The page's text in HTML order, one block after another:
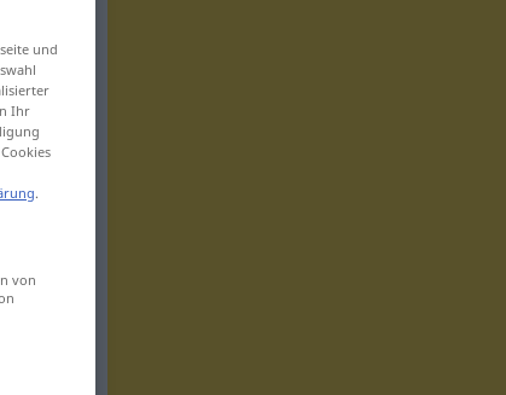
und
Ihr
.
von